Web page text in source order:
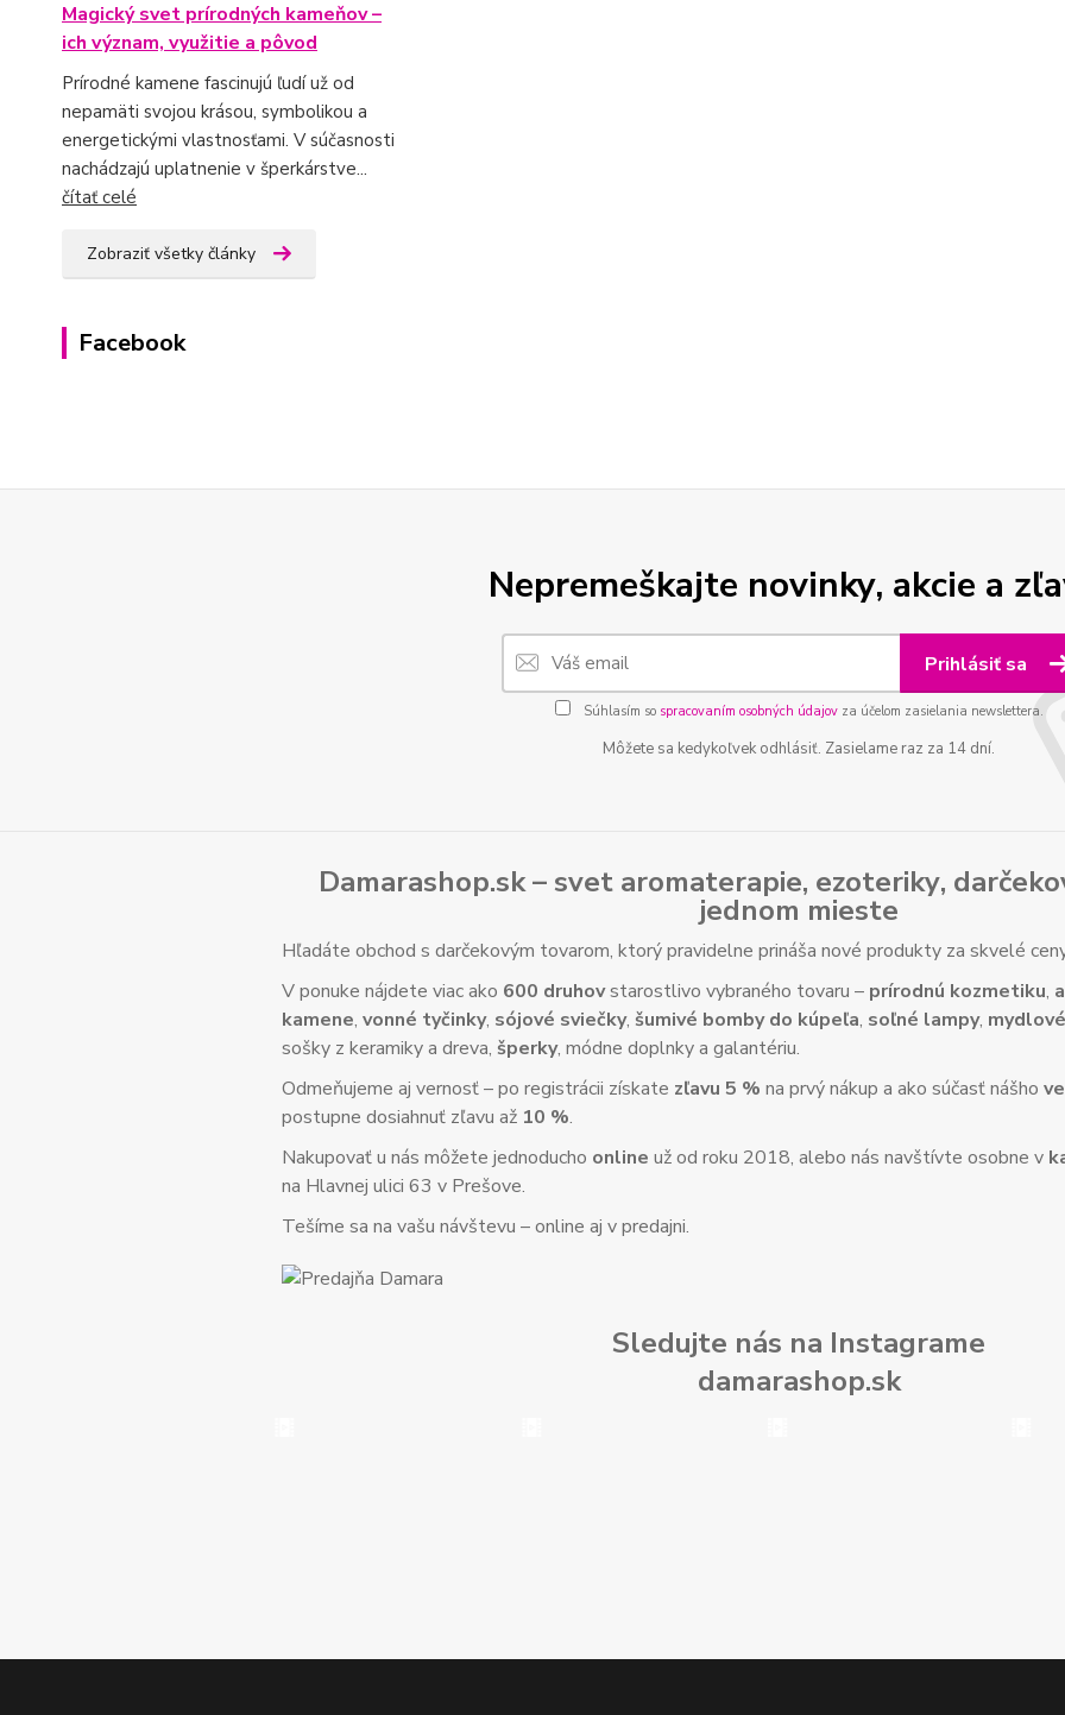
Magický svet prírodných kameňov –
ich význam, využitie a pôvod
Prírodné kamene fascinujú ľudí už od
nepamäti svojou krásou, symbolikou a
energetickými vlastnosťami. V súčasnosti
nachádzajú uplatnenie v šperkárstve...
čítať celé
Zobraziť všetky články
Facebook
Nepremeškajte novinky, akcie a
Prihlásiť sa
Súhlasím so spracovaním osobných údajovza účelom zasielania newslettera.
Môžete sa kedykoľvek odhlásiť. Zasielame raz za 14 dní.
Damarashop.sk – svet aromaterapie, ezoteriky,
jednom mieste
Hľadáte obchod s darčekovým tovarom, ktorý pravidelne prináša nové produkty za skvelé
V ponuke nájdete viac ako 600 druhovstarostlivo vybraného tovaru – prírodnú kozmetiku,
kamene, vonné tyčinky, sójové sviečky, šumivé bomby do kúpeľa, soľné lampy,
sošky z keramiky a dreva, šperky, módne doplnky a galantériu.
Odmeňujeme aj vernosť – po registrácii získate zľavu 5 % na prvý nákup a ako súčasť nášho
postupne dosiahnuť zľavu až 10 %.
Nakupovať u nás môžete jednoducho online už od roku 2018, alebo nás navštívte osobne v
na Hlavnej ulici 63 v Prešove.
Tešíme sa na vašu návštevu – online aj v predajni.
Sledujte nás na Instagrame
damarashop.sk